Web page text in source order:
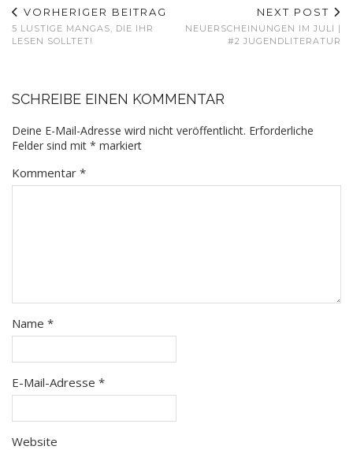
VORHERIGER BEITRAG
5 LUSTIGE MANGAS, DIE IHR
LESEN SOLLTET!
NEXT POST
NEUERSCHEINUNGEN IM JULI |
#2 JUGENDLITERATUR
SCHREIBE EINEN KOMMENTAR
Deine E-Mail-Adresse wird nicht veröffentlicht. Erforderliche
Felder sind mit * markiert
Kommentar *
Name *
E-Mail-Adresse *
Website